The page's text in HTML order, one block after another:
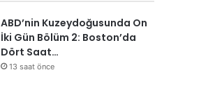
ABD’nin Kuzeydoğusunda On
İki Gün Bölüm 2: Boston’da
Dört Saat…
13 saat önce